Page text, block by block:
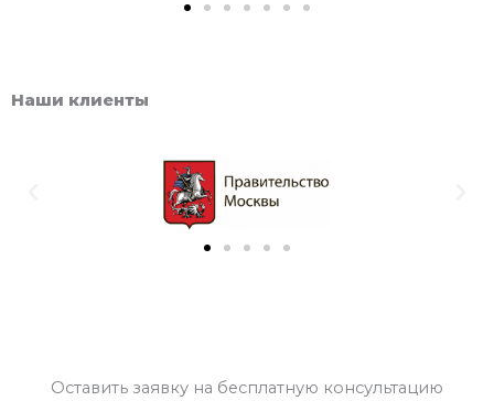
Наши клиенты
Оставить заявку на бесплатную консультацию